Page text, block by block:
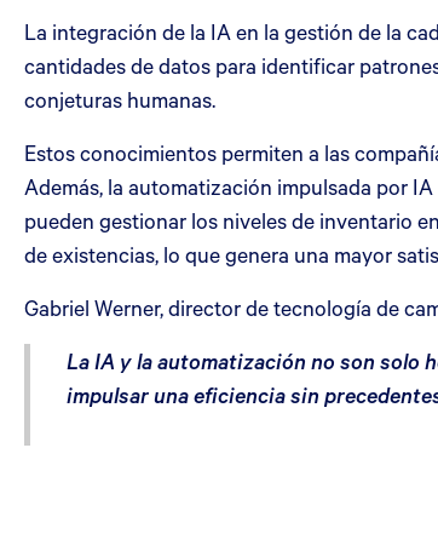
La integración de la IA en la gestión de la
cantidades de datos para identificar
conjeturas humanas.
Estos conocimientos permiten a las
Además, la automatización impulsada por
pueden gestionar los niveles de inventario
de existencias, lo que genera una mayor
Gabriel Werner, director de tecnología de
La IA y la automatización no son solo
impulsar una eficiencia sin